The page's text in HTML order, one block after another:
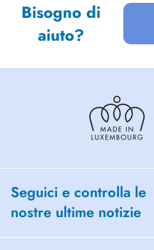
Bisogno di
aiuto?
Seguici e controlla le
nostre ultime notizie